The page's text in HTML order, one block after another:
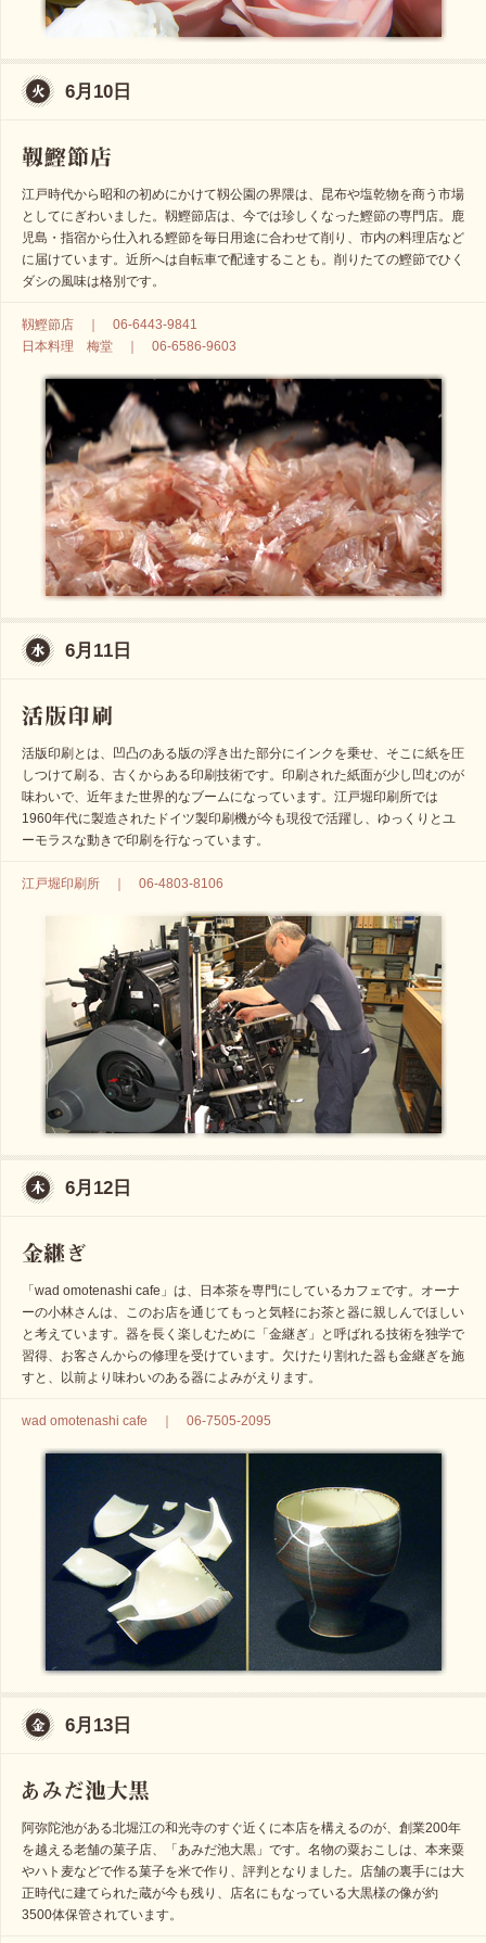
6月10日
江戸時代から昭和の初めにかけて靱公園の界隈は、昆布や塩乾物を商う市場
としてにぎわいました。靱鰹節店は、今では珍しくなった鰹節の専門店。鹿
児島・指宿から仕入れる鰹節を毎日用途に合わせて削り、市内の料理店など
に届けています。近所へは自転車で配達することも。削りたての鰹節でひく
ダシの風味は格別です。
靱鰹節店 ｜ 06-6443-9841
日本料理 梅堂 ｜ 06-6586-9603
6月11日
活版印刷とは、凹凸のある版の浮き出た部分にインクを乗せ、そこに紙を圧
しつけて刷る、古くからある印刷技術です。印刷された紙面が少し凹むのが
味わいで、近年また世界的なブームになっています。江戸堀印刷所では
1960年代に製造されたドイツ製印刷機が今も現役で活躍し、ゆっくりとユ
ーモラスな動きで印刷を行なっています。
江戸堀印刷所 ｜ 06-4803-8106
6月12日
「wad omotenashi cafe」は、日本茶を専門にしているカフェです。オーナ
ーの小林さんは、このお店を通じてもっと気軽にお茶と器に親しんでほしい
と考えています。器を長く楽しむために「金継ぎ」と呼ばれる技術を独学で
習得、お客さんからの修理を受けています。欠けたり割れた器も金継ぎを施
すと、以前より味わいのある器によみがえります。
wad omotenashi cafe ｜ 06-7505-2095
6月13日
阿弥陀池がある北堀江の和光寺のすぐ近くに本店を構えるのが、創業200年
を越える老舗の菓子店、「あみだ池大黒」です。名物の粟おこしは、本来粟
やハト麦などで作る菓子を米で作り、評判となりました。店舗の裏手には大
正時代に建てられた蔵が今も残り、店名にもなっている大黒様の像が約
3500体保管されています。